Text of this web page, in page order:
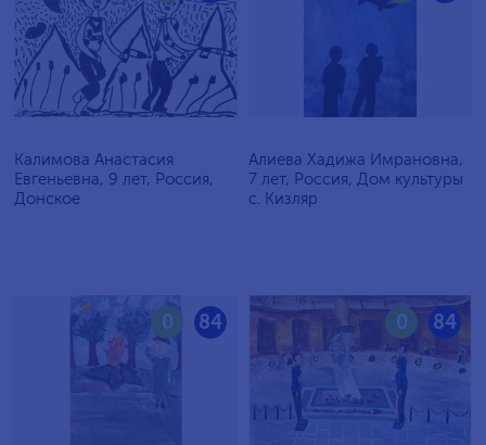
Калимова Анастасия
Евгеньевна, 9 лет, Россия,
Донское
Алиева Хадижа Имрановна,
7 лет, Россия, Дом культуры
с. Кизляр
84
0 84
0